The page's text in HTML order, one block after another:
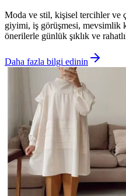
Moda ve stil, kişisel tercihler ve
giyimi, iş görüşmesi, mevsimlik
önerilerle günlük şıklık ve
Daha fazla bilgi edinin